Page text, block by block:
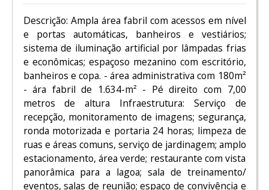
Descrição: Ampla área fabril com acessos em nível
e portas automáticas, banheiros e vestiários;
sistema de iluminação artificial por lâmpadas frias
e econômicas; espaçoso mezanino com escritório,
banheiros e copa. - área administrativa com 180m²
- ára fabril de 1.634-m² - Pé direito com 7,00
metros de altura Infraestrutura: Serviço de
recepção, monitoramento de imagens; segurança,
ronda motorizada e portaria 24 horas; limpeza de
ruas e áreas comuns, serviço de jardinagem; amplo
estacionamento, área verde; restaurante com vista
panorâmica para a lagoa; sala de treinamento/
eventos, salas de reunião; espaço de convivência e